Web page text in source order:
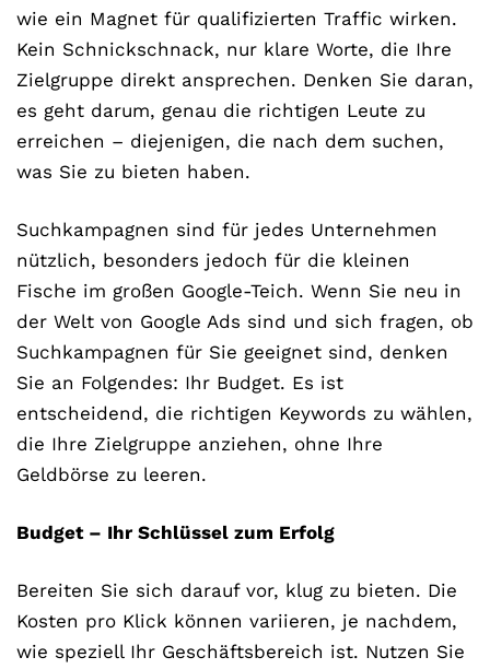
wie ein Magnet für qualifizierten Traffic wirken.
Kein Schnickschnack, nur klare Worte, die Ihre
Zielgruppe direkt ansprechen. Denken Sie daran,
es geht darum, genau die richtigen Leute zu
erreichen – diejenigen, die nach dem suchen,
was Sie zu bieten haben.
Suchkampagnen sind für jedes Unternehmen
nützlich, besonders jedoch für die kleinen
Fische im großen Google-Teich. Wenn Sie neu in
der Welt von Google Ads sind und sich fragen, ob
Suchkampagnen für Sie geeignet sind, denken
Sie an Folgendes: Ihr Budget. Es ist
entscheidend, die richtigen Keywords zu wählen,
die Ihre Zielgruppe anziehen, ohne Ihre
Geldbörse zu leeren.
Budget – Ihr Schlüssel zum Erfolg
Bereiten Sie sich darauf vor, klug zu bieten. Die
Kosten pro Klick können variieren, je nachdem,
wie speziell Ihr Geschäftsbereich ist. Nutzen Sie